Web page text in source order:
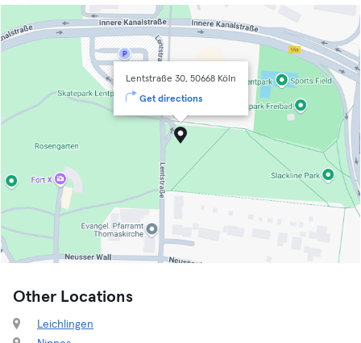
Lentstraße 30, 50668 Köln
Get directions
Other Locations
Leichlingen